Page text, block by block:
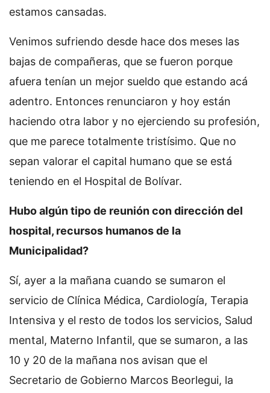
estamos cansadas.
Venimos sufriendo desde hace dos meses las
bajas de compañeras, que se fueron porque
afuera tenían un mejor sueldo que estando acá
adentro. Entonces renunciaron y hoy están
haciendo otra labor y no ejerciendo su profesión,
que me parece totalmente tristísimo. Que no
sepan valorar el capital humano que se está
teniendo en el Hospital de Bolívar.
Hubo algún tipo de reunión con dirección del
hospital, recursos humanos de la
Municipalidad?
Sí, ayer a la mañana cuando se sumaron el
servicio de Clínica Médica, Cardiología, Terapia
Intensiva y el resto de todos los servicios, Salud
mental, Materno Infantil, que se sumaron, a las
10 y 20 de la mañana nos avisan que el
Secretario de Gobierno Marcos Beorlegui, la